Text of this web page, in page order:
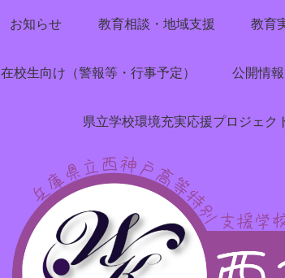
お知らせ 教育相談・地域支援 教育
在校生向け（警報等・行事予定） 公開情報
県立学校環境充実応援プロジェク